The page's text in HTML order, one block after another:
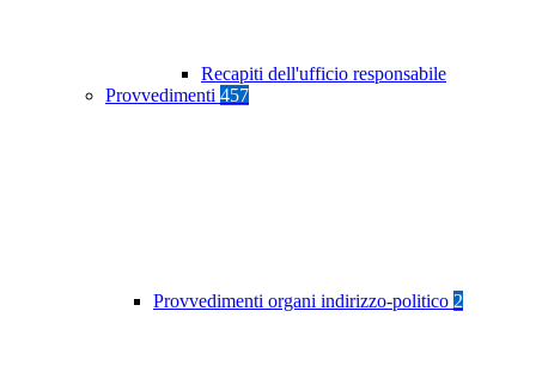
Recapiti dell'ufficio responsabile
Provvedimenti 457
Provvedimenti organi indirizzo-politico 2